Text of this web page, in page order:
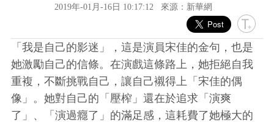
2019年-01月-16日 10:17:12 來源：新華網
「我是自己的影迷」，這是演員宋佳的金句，也是
她激勵自己的信條。在演戲這條路上，她拒絕自我
重複，不斷挑戰自己，讓自己襯得上「宋佳的偶
像」。她對自己的「壓榨」還在於追求「演爽
了」、「演過癮了」的滿足感，這耗費了她極大的